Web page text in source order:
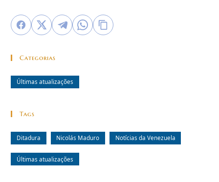
Categorias
Últimas atualizações
Tags
Ditadura Nicolás Maduro Notícias da Venezuela
Últimas atualizações